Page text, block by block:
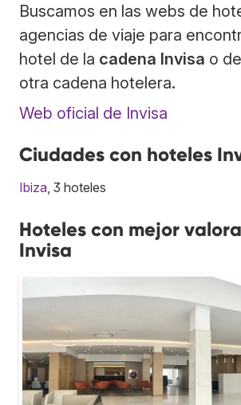
Buscamos en las webs de
agencias de viaje para
hotel de la cadena Invisa o
otra cadena hotelera.
Web oficial de Invisa
Ciudades con hoteles
Ibiza , 3 hoteles
Hoteles con mejor
Invisa